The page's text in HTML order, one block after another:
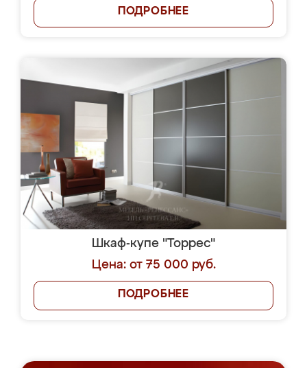
ПОДРОБНЕЕ
Шкаф-купе "Торрес"
Цена: от 75 000 руб.
ПОДРОБНЕЕ